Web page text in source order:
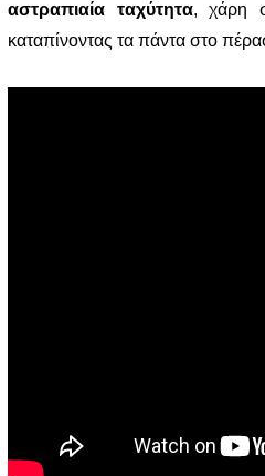
αστραπιαία ταχύτητα, χάρη
καταπίνοντας τα πάντα στο